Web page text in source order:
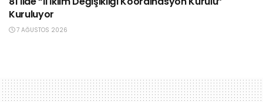
Kuruluyor
7 AĞUSTOS 2026